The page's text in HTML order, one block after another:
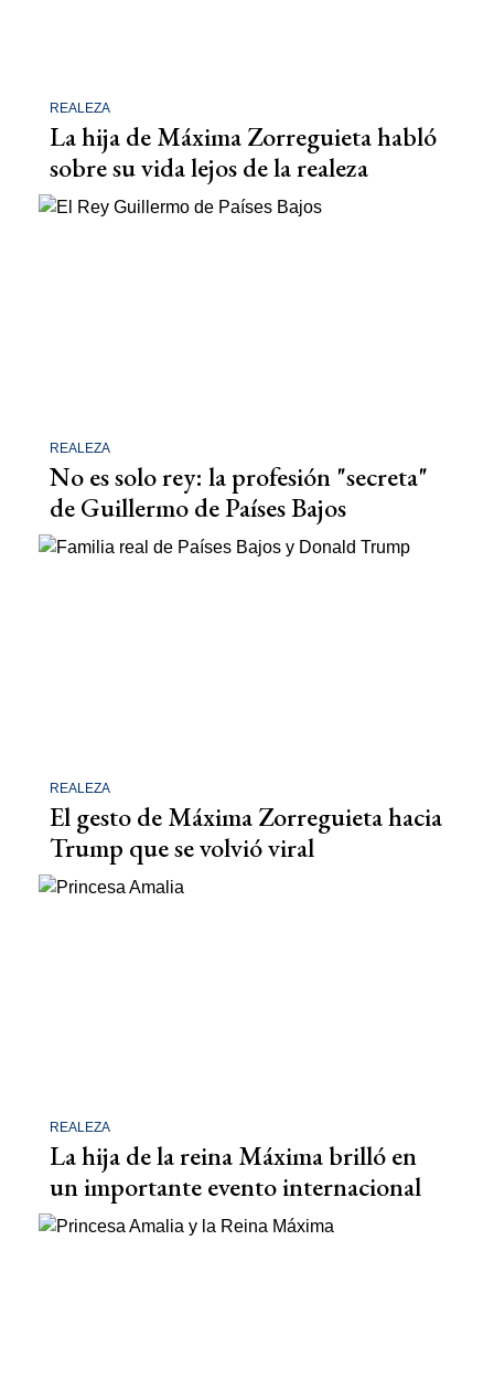
REALEZA
La hija de Máxima Zorreguieta habló
sobre su vida lejos de la realeza
REALEZA
No es solo rey: la profesión "secreta"
de Guillermo de Países Bajos
REALEZA
El gesto de Máxima Zorreguieta hacia
Trump que se volvió viral
REALEZA
La hija de la reina Máxima brilló en
un importante evento internacional